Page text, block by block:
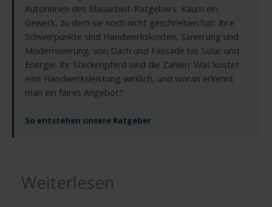
Autorinnen des Blauarbeit-Ratgebers. Kaum ein
Gewerk, zu dem sie noch nicht geschrieben hat: Ihre
Schwerpunkte sind Handwerkskosten, Sanierung und
Modernisierung, von Dach und Fassade bis Solar und
Energie. Ihr Steckenpferd sind die Zahlen: Was kostet
eine Handwerksleistung wirklich, und woran erkennt
man ein faires Angebot?
So entstehen unsere Ratgeber
Weiterlesen